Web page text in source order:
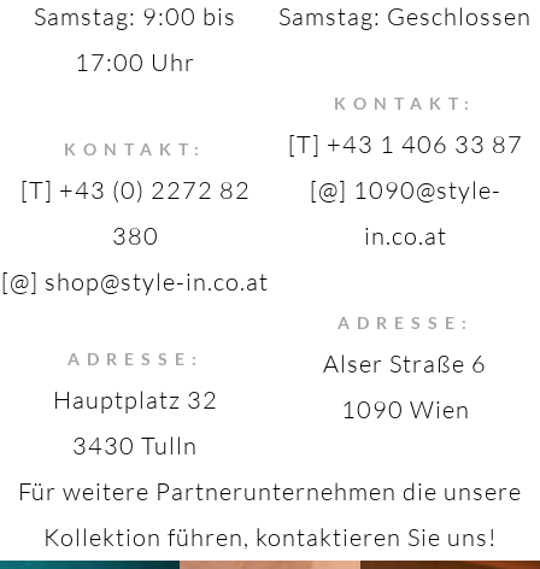
Samstag: 9:00 bis
17:00 Uhr
KONTAKT:
[T] +43 (0) 2272 82
380
[@] shop@style-in.co.at
ADRESSE:
Hauptplatz 32
3430 Tulln
Samstag: Geschlossen
KONTAKT:
[T] +43 1 406 33 87
[@] 1090@style-
in.co.at
ADRESSE:
Alser Straße 6
1090 Wien
Für weitere Partnerunternehmen die unsere
Kollektion führen, kontaktieren Sie uns!